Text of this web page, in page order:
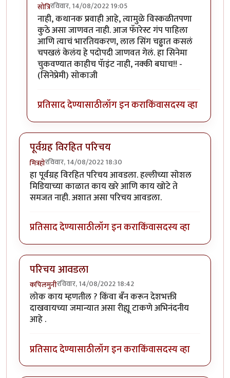
सोत्रिरविवार, 14/08/2022 19:05
In reply toपरिचय आवडला.byचौथा कोनाडा
नाही, कथानक प्रवाही आहे, त्यामुळे विस्कळीतपणा
कुठे असा जाणवत नाही. आज फॅारेस्ट गंप पाहिला
आणि त्याचं भारतियकरण, लाल सिंग चढ्ढात कसलं
चपखलं केलंय हे पदोपदी जाणवत गेलं. हा सिनेमा
चुकवण्यात काहीच पॅाइंट नाही, नक्की बघाच!! -
(सिनेप्रेमी) सोकाजी
प्रतिसाद देण्यासाठीलॉग इन कराकिंवासदस्य व्हा
पूर्वग्रह विरहित परिचय
मित्रहोरविवार, 14/08/2022 18:30
हा पूर्वग्रह विरहित परिचय आवडला. हल्लीच्या सोशल
मिडियाच्या काळात काय खरे आणि काय खोटे ते
समजत नाही. अशात असा परिचय आवडला.
प्रतिसाद देण्यासाठीलॉग इन कराकिंवासदस्य व्हा
परिचय आवडला
कपिलमुनीरविवार, 14/08/2022 18:42
लोक काय म्हणतील ? किंवा बँन करून देशभक्ती
दाखवायच्या जमान्यात असा रीह्यू टाकणे अभिनंदनीय
आहे .
प्रतिसाद देण्यासाठीलॉग इन कराकिंवासदस्य व्हा